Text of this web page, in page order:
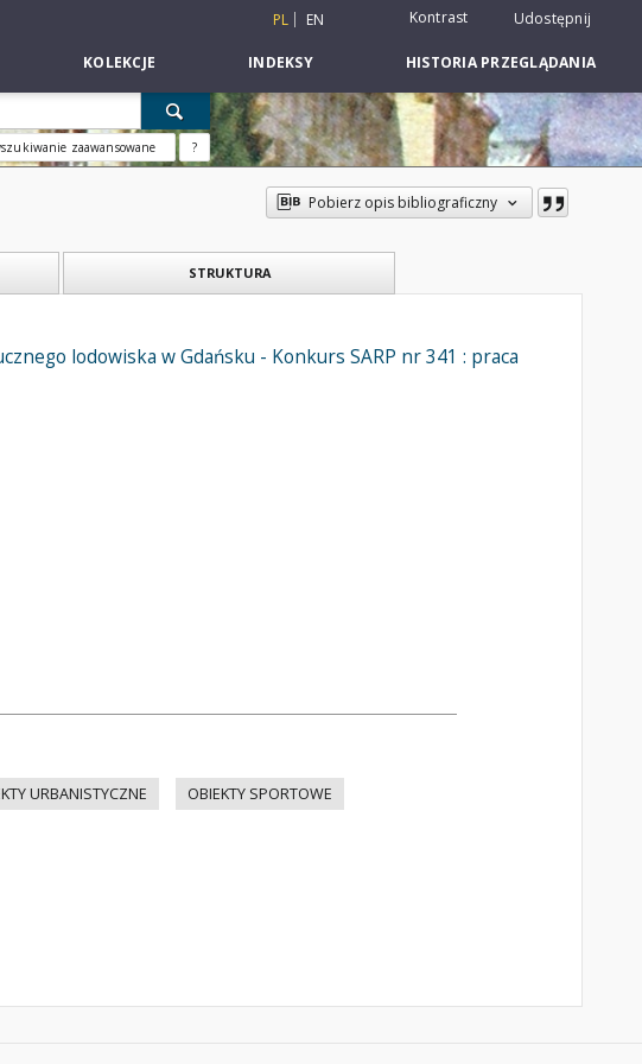
PL EN Kontrast Udostępnij
KOLEKCJE INDEKSY HISTORIA PRZEGLĄDANIA
zaawansowane ?
Pobierz opis bibliograficzny
STRUKTURA
lodowiska w Gdańsku - Konkurs SARP nr 341 : praca
URBANISTYCZNE
OBIEKTY SPORTOWE